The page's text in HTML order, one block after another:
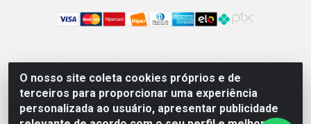
O nosso site coleta cookies próprios e de
terceiros para proporcionar uma experiência
personalizada ao usuário, apresentar publicidade
Multpel Comercio de Papeis e Embalagens LTDA - Rua
Antônio Pedro Carleto, 56 – Vila Rica, Cachoeiro de
Itapemirim/ES -CEP 29301-200 - CNPJ
02.262.785/0001-04